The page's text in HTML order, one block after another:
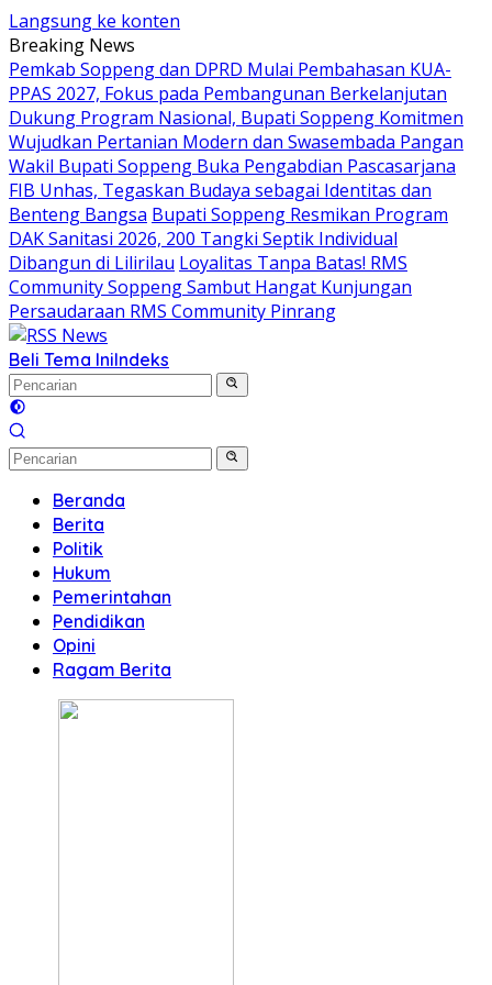
Langsung ke konten
Breaking News
Pemkab Soppeng dan DPRD Mulai Pembahasan KUA-
PPAS 2027, Fokus pada Pembangunan Berkelanjutan
Dukung Program Nasional, Bupati Soppeng Komitmen
Wujudkan Pertanian Modern dan Swasembada Pangan
Wakil Bupati Soppeng Buka Pengabdian Pascasarjana
FIB Unhas, Tegaskan Budaya sebagai Identitas dan
Benteng Bangsa Bupati Soppeng Resmikan Program
DAK Sanitasi 2026, 200 Tangki Septik Individual
Dibangun di Lilirilau Loyalitas Tanpa Batas! RMS
Community Soppeng Sambut Hangat Kunjungan
Persaudaraan RMS Community Pinrang
Beli Tema IniIndeks
Beranda
Berita
Politik
Hukum
Pemerintahan
Pendidikan
Opini
Ragam Berita